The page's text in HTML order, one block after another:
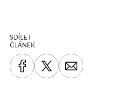
SDÍLET
ČLÁNEK